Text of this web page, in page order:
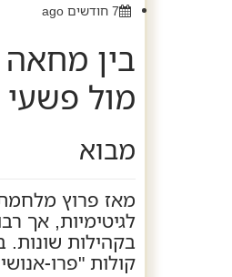
7 חודשים ago
בין
מול פשעי
מבוא
לגיטימיות, אך
בקהילות
קולות